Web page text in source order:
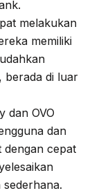
melakukan
memiliki
berada di luar
dan OVO
dan
dengan cepat